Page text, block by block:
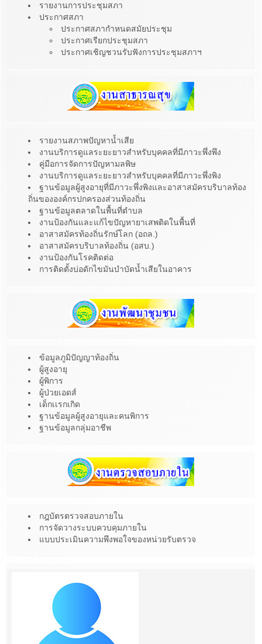
รายงานการประชุมสภา
ประกาศสภา
ประกาศสภากำหนดสมัยประชุม
ประกาศเรียกประชุมสภา
ประกาศเชิญชวนรับฟังการประชุมสภาฯ
รายงานสภาพปัญหาน้ำเสีย
งานบริการดูแลระยะยาวสำหรับบุคคลที่มีภาวะพึ่งพึง
คู่มือการจัดการปัญหามลพิษ
งานบริการดูแลระยะยาวสำหรับบุคคลที่มีภาวะพึ่งพิง
ฐานข้อมูลผู้สูงอายุที่มีภาวะพึ่งพิงและอาสาสมัครบริบาลท้อง
ถิ่นขององค์กรปกครองส่วนท้องถิ่น
ฐานข้อมูลตลาดในพื้นที่ตำบล
งานป้องกันและแก้ไขปัญหายาเสพติดในพื้นที่
อาสาสมัครท้องถิ่นรักษ์โลก (อถล.)
อาสาสมัครบริบาลท้องถิ่น (อสบ.)
งานป้องกันโรคติดต่อ
การติดตั้งบ่อดักไขมันบำบัดน้ำเสียในอาคาร
ข้อมูลภูมิปัญญาท้องถิ่น
ผู้สูงอายุ
ผู้พิการ
ผู้ป่วยเอดส์
เด็กเเรกเกิด
ฐานข้อมูลผู้สูงอายุและคนพิการ
ฐานข้อมูลกลุ่มอาชีพ
กฎบัตรตรวจสอบภายใน
การจัดวางระบบควบคุมภายใน
แบบประเมินความพึงพอใจของหน่วยรับตรวจ